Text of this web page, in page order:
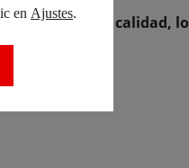
y sello de calidad, lo
en Ajustes.